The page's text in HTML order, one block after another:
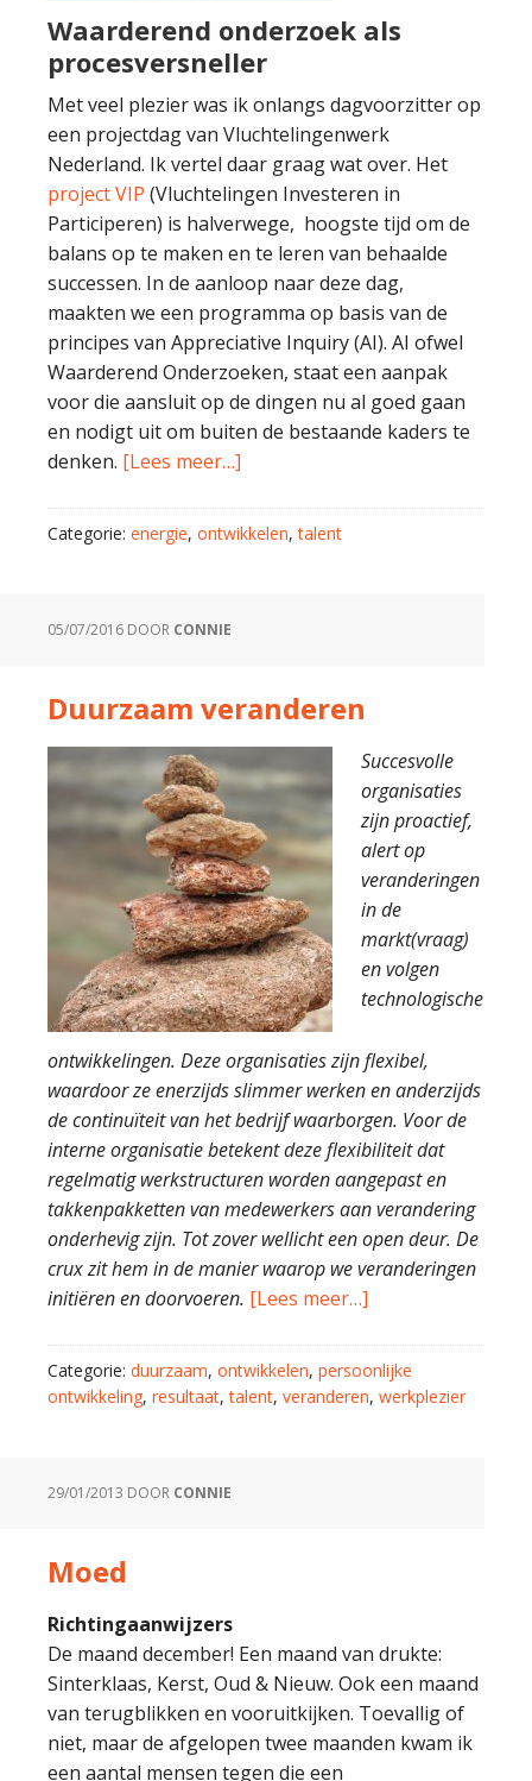
Waarderend onderzoek als
procesversneller
Met veel plezier was ik onlangs dagvoorzitter op
een projectdag van Vluchtelingenwerk
Nederland. Ik vertel daar graag wat over. Het
project VIP (Vluchtelingen Investeren in
Participeren) is halverwege, hoogste tijd om de
balans op te maken en te leren van behaalde
successen. In de aanloop naar deze dag,
maakten we een programma op basis van de
principes van Appreciative Inquiry (AI). AI ofwel
Waarderend Onderzoeken, staat een aanpak
voor die aansluit op de dingen nu al goed gaan
en nodigt uit om buiten de bestaande kaders te
denken. [Lees meer…]
Categorie: energie, ontwikkelen,talent
05/07/2016 DOOR CONNIE
Duurzaam veranderen
Succesvolle
organisaties
zijn proactief,
alert op
veranderingen
in de
markt(vraag)
en volgen
technologische
ontwikkelingen. Deze organisaties zijn flexibel,
waardoor ze enerzijds slimmer werken en anderzijds
de continuïteit van het bedrijf waarborgen. Voor de
interne organisatie betekent deze flexibiliteit dat
regelmatig werkstructuren worden aangepast en
takkenpakketten van medewerkers aan verandering
onderhevig zijn. Tot zover wellicht een open deur. De
crux zit hem in de manier waarop we veranderingen
initiëren en doorvoeren. [Lees meer…]
Categorie: duurzaam, ontwikkelen, persoonlijke
ontwikkeling, resultaat,talent, veranderen, werkplezier
29/01/2013 DOOR CONNIE
Moed
Richtingaanwijzers
De maand december! Een maand van drukte:
Sinterklaas, Kerst, Oud & Nieuw. Ook een maand
van terugblikken en vooruitkijken. Toevallig of
niet, maar de afgelopen twee maanden kwam ik
een aantal mensen tegen die een